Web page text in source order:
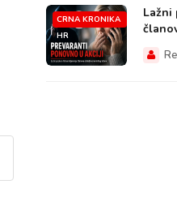
CRNA KRONIKA
HR
Lažni